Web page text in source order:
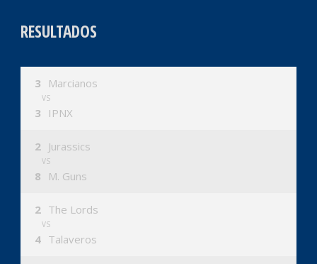
RESULTADOS
Marcianos
3
VS
3 IPNX
Jurassics
2
VS
8 M. Guns
The Lords
2
VS
4 Talaveros